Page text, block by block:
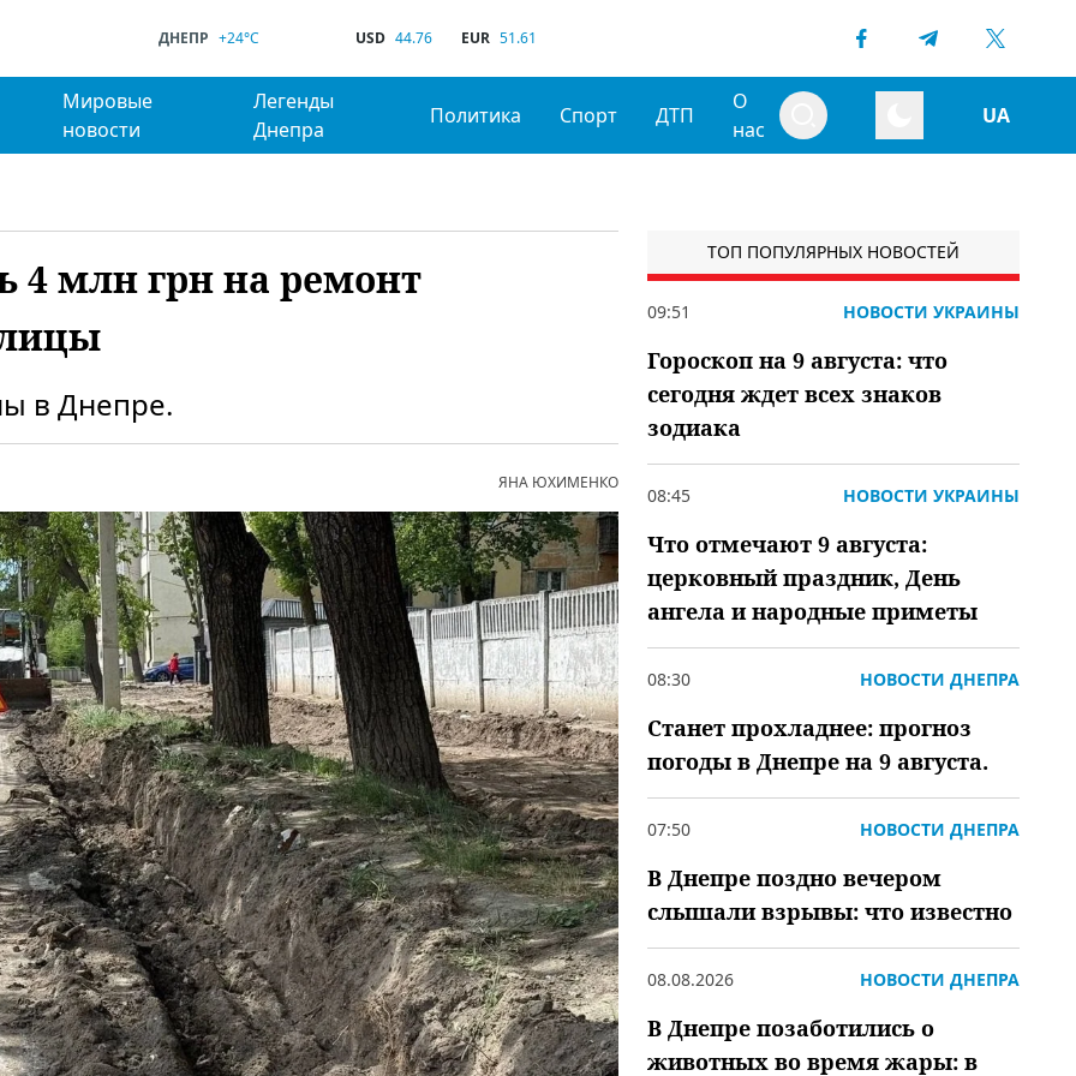
ДНЕПР +24°C USD 44.76 EUR 51.61
Мировые
новости
Легенды
Днепра
Политика Спорт ДТП
О
нас
UA
4 млн грн на ремонт
в Днепре.
ЯНА ЮХИМЕНКО
ТОП ПОПУЛЯРНЫХ НОВОСТЕЙ
09:51 НОВОСТИ УКРАИНЫ
Гороскоп на 9 августа: что
сегодня ждет всех знаков
зодиака
08:45 НОВОСТИ УКРАИНЫ
Что отмечают 9 августа:
церковный праздник, День
ангела и народные приметы
08:30 НОВОСТИ ДНЕПРА
Станет прохладнее: прогноз
погоды в Днепре на 9 августа.
07:50 НОВОСТИ ДНЕПРА
В Днепре поздно вечером
слышали взрывы: что известно
08.08.2026 НОВОСТИ ДНЕПРА
В Днепре позаботились о
животных во время жары: в